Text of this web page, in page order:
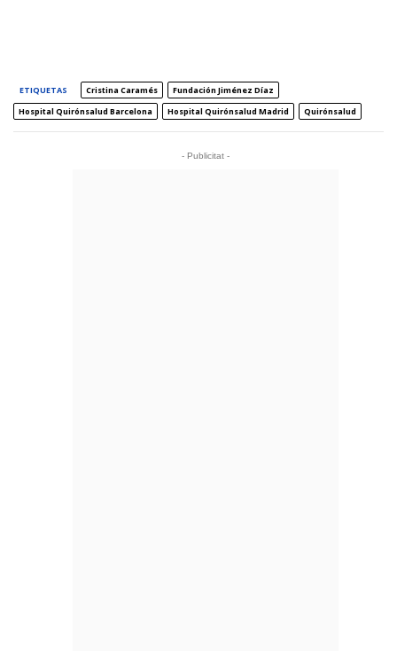
ETIQUETAS Cristina Caramés
Fundación Jiménez Díaz
Hospital Quirónsalud Barcelona
Hospital Quirónsalud Madrid Quirónsalud
- Publicitat -